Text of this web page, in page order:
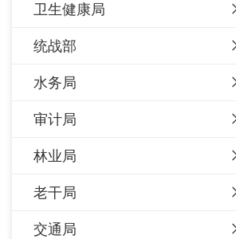
卫生健康局
统战部
水务局
审计局
林业局
老干局
交通局